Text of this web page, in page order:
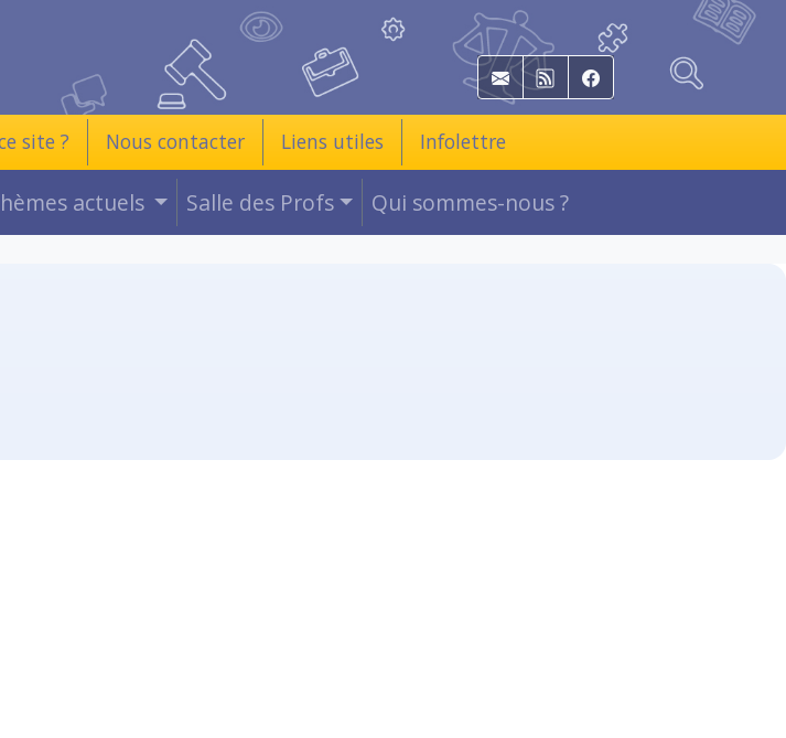
E-mail RSS Facebook
site ? Nous contacter Liens utiles Infolettre
actuels Salle des Profs Qui sommes-nous ?